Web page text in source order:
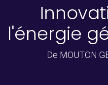
l'énergie
De MOUTON